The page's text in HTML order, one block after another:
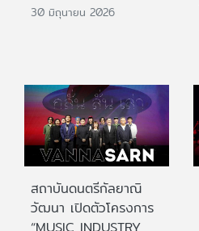
30 มิถุนายน 2026
สถาบันดนตรีกัลยาณิ
วัฒนา เปิดตัวโครงการ